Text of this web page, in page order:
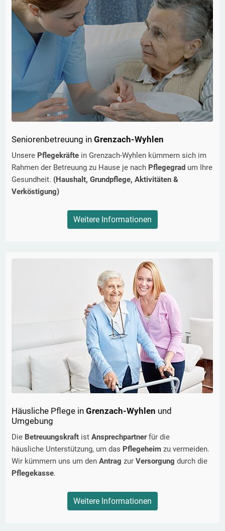
Seniorenbetreuung in Grenzach-Wyhlen
Unsere Pflegekräfte in Grenzach-Wyhlen kümmern sich im
Rahmen der Betreuung zu Hause je nach Pflegegrad um Ihre
Gesundheit. (Haushalt, Grundpflege, Aktivitäten &
Verköstigung)
Weitere Informationen
Häusliche Pflege in Grenzach-Wyhlen und
Umgebung
Die Betreuungskraft ist Ansprechpartnerfür die
häusliche Unterstützung, um das Pflegeheim zu vermeiden.
Wir kümmern uns um den Antrag zur Versorgung durch die
Pflegekasse.
Weitere Informationen